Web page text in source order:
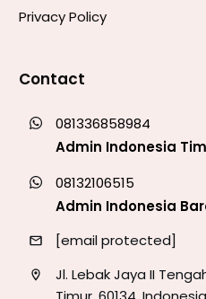
Privacy Policy
Contact
081336858984
Admin Indonesia
08132106515
Admin Indonesia
[email protected]
Jl. Lebak Jaya II